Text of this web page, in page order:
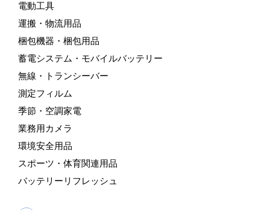
電動工具
運搬・物流用品
梱包機器・梱包用品
蓄電システム・モバイルバッテリー
無線・トランシーバー
測定フィルム
季節・空調家電
業務用カメラ
環境安全用品
スポーツ・体育関連用品
バッテリーリフレッシュ